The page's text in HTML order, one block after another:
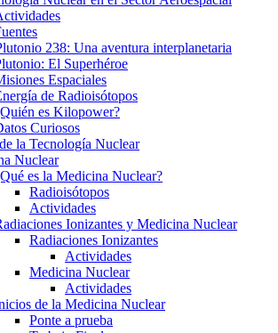
238: Una aventura interplanetaria
El Superhéroe
Espaciales
de Radioisótopos
es Kilopower?
Curiosos
la Tecnología Nuclear
Nuclear
es la Medicina Nuclear?
Radioisótopos
Actividades
Ionizantes y Medicina Nuclear
Radiaciones Ionizantes
Actividades
Medicina Nuclear
Actividades
de la Medicina Nuclear
Ponte a prueba